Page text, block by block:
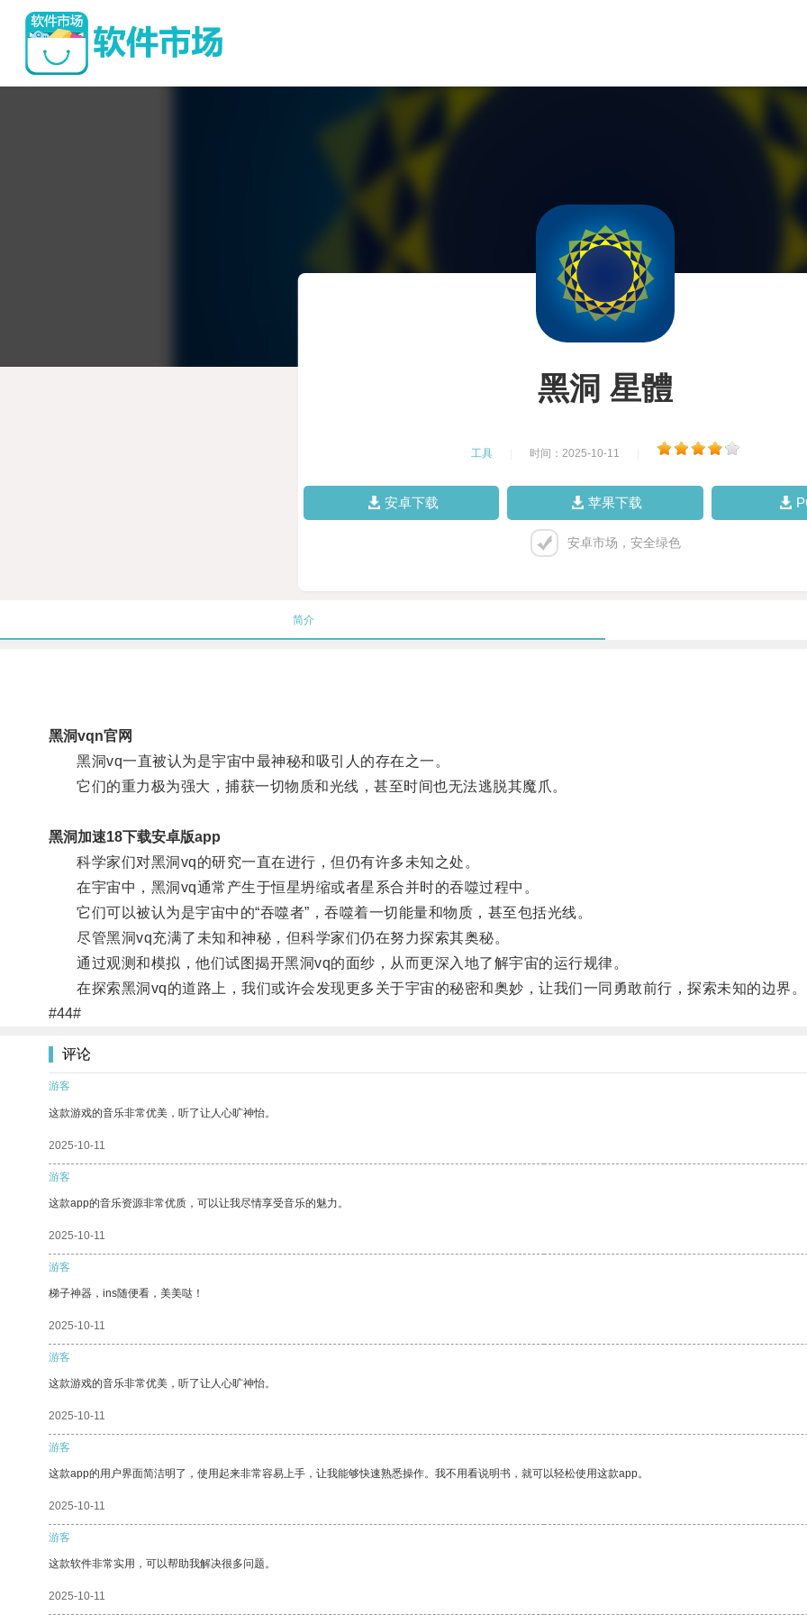
黑洞 星體
工具 时间：2025-10-11
安卓下载 苹果下载
安卓市场，安全绿色
简介
黑洞vqn官网
黑洞vq一直被认为是宇宙中最神秘和吸引人的存在之一。
它们的重力极为强大，捕获一切物质和光线，甚至时间也无法逃脱其魔爪。
黑洞加速18下载安卓版app
科学家们对黑洞vq的研究一直在进行，但仍有许多未知之处。
在宇宙中，黑洞vq通常产生于恒星坍缩或者星系合并时的吞噬过程中。
它们可以被认为是宇宙中的“吞噬者”，吞噬着一切能量和物质，甚至包括光线。
尽管黑洞vq充满了未知和神秘，但科学家们仍在努力探索其奥秘。
通过观测和模拟，他们试图揭开黑洞vq的面纱，从而更深入地了解宇宙的运行规律。
在探索黑洞vq的道路上，我们或许会发现更多关于宇宙的秘密和奥妙，让我们一同勇敢前行，探索未知的边界。
#44#
评论
游客
这款游戏的音乐非常优美，听了让人心旷神怡。
2025-10-11
游客
这款app的音乐资源非常优质，可以让我尽情享受音乐的魅力。
2025-10-11
游客
梯子神器，ins随便看，美美哒！
2025-10-11
游客
这款游戏的音乐非常优美，听了让人心旷神怡。
2025-10-11
游客
这款app的用户界面简洁明了，使用起来非常容易上手，让我能够快速熟悉操作。我不用看说明书，就可以轻松使用这款app。
2025-10-11
游客
这款软件非常实用，可以帮助我解决很多问题。
2025-10-11